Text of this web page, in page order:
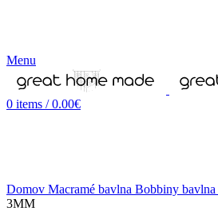
Menu
0 items / 0.00€
-4%
Domov Macramé bavlna Bobbiny bavlna
3MM